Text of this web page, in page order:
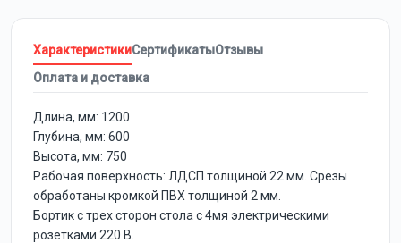
ХарактеристикиСертификатыОтзывы
Оплата и доставка
Длина, мм: 1200
Глубина, мм: 600
Высота, мм: 750
Рабочая поверхность: ЛДСП толщиной 22 мм. Срезы
обработаны кромкой ПВХ толщиной 2 мм.
Бортик с трех сторон стола с 4мя электрическими
розетками 220 В.